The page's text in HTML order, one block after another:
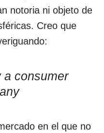
notoria ni objeto de
Creo que
a consumer
en el que no